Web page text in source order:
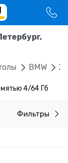
BMW
4/64 Гб
Фильтры